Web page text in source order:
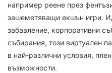
например реене през
зашеметяващи екшън игри.
забавление, корпоративни
събирания, този виртуален
в най-различни условия,
възможности.